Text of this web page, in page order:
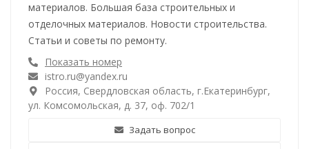
материалов. Большая база строительных и
отделочных материалов. Новости строительства.
Статьи и советы по ремонту.
Показать номер
istro.ru@yandex.ru
Россия, Свердловская область, г.Екатеринбург,
ул. Комсомольская, д. 37, оф. 702/1
Задать вопрос